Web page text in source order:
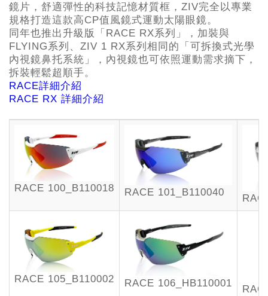
鏡片，舒適彈性的科技記憶材質框，ZIV完全以專業
規格打造這款高CP值風鏡式運動太陽眼鏡。
同年也推出升級版「RACE RX系列」，加裝與
FLYING系列、ZIV 1 RX系列相同的「可拆換式光學
內視鏡鼻托系統」，內視鏡也可依照運動需求摘下，
拆裝輕鬆超順手。
RACE詳細介紹
RACE RX 詳細介紹
RACE 100_B110018 RACE 101_B110040
RACE 105_B110002 RACE 106_HB110001